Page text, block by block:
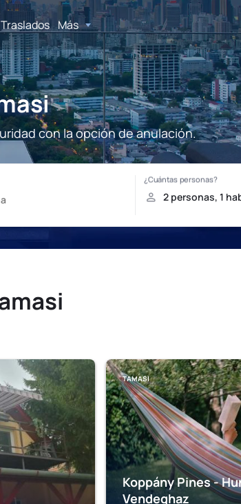
Traslados Más
con la opción de anulación.
TAMASI
Koppány Pines -
Vendeghaz